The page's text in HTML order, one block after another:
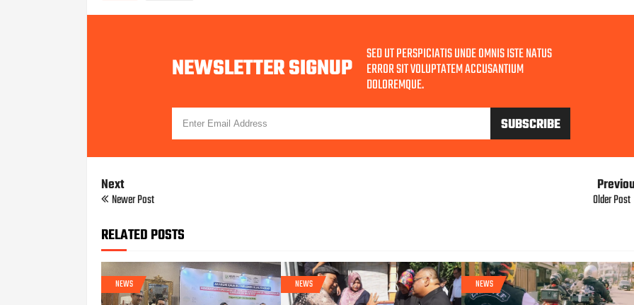
NEWSLETTER SIGNUP SED UT PERSPICIATIS UNDE OMNIS ISTE NATUS
ERROR SIT VOLUPTATEM ACCUSANTIUM
DOLOREMQUE.
Next
Newer Post Older Post
RELATED POSTS
NEWS NEWS NEWS